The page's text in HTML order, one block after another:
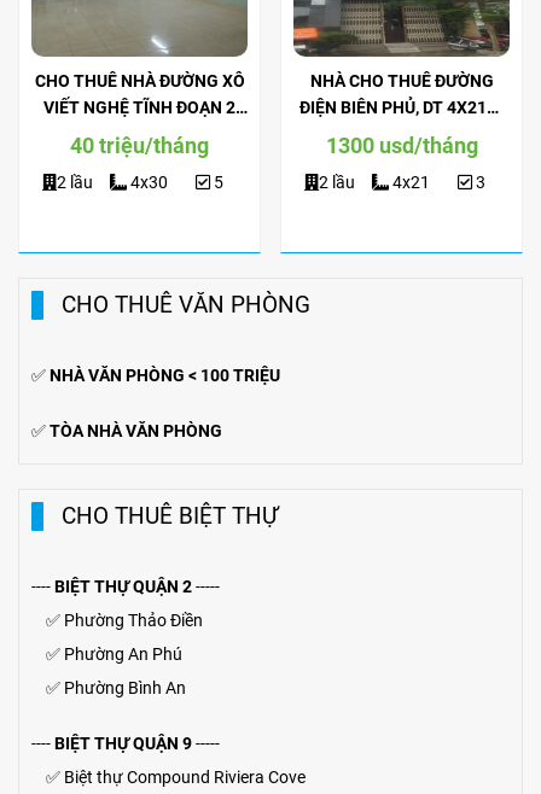
CHO THUÊ NHÀ ĐƯỜNG XÔ
VIẾT NGHỆ TĨNH ĐOẠN 2
CHIỀU, DT 4X30M, TRỆT 2
LẦU, SÂN THƯỢNG.
40 triệu/tháng
2 lầu 4x30 5
NHÀ CHO THUÊ ĐƯỜNG
ĐIỆN BIÊN PHỦ, DT 4X21M,
TRỆT 2 LẦU, NỘI THẤT ĐẦY
ĐỦ.
1300 usd/tháng
2 lầu 4x21 3
CHO THUÊ VĂN PHÒNG
✅NHÀ VĂN PHÒNG < 100 TRIỆU
✅TÒA NHÀ VĂN PHÒNG
CHO THUÊ BIỆT THỰ
----BIỆT THỰ QUẬN 2-----
✅ Phường Thảo Điền
✅ Phường An Phú
✅ Phường Bình An
----BIỆT THỰ QUẬN 9-----
✅ Biệt thự Compound Riviera Cove